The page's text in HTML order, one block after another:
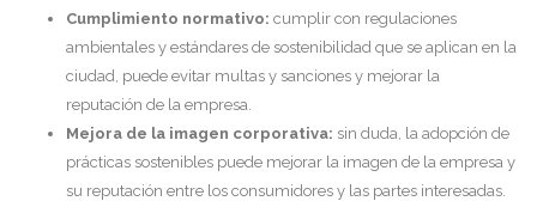
Cumplimiento normativo: cumplir con regulaciones
ambientales y estándares de sostenibilidad que se aplican en la
ciudad, puede evitar multas y sanciones y mejorar la
reputación de la empresa.
Mejora de la imagen corporativa: sin duda, la adopción de
prácticas sostenibles puede mejorar la imagen de la empresa y
su reputación entre los consumidores y las partes interesadas.